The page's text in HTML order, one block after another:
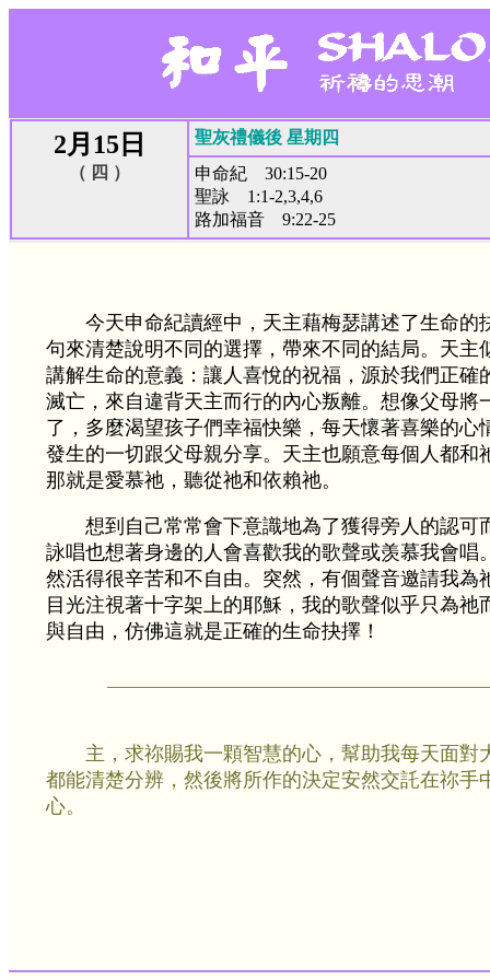
2月15日
（ 四 ）
聖灰禮儀後 星期四
申命紀 30:15-20
聖詠 1:1-2,3,4,6
路加福音 9:22-25
今天申命紀讀經中，天主藉梅瑟講述了生命的
句來清楚說明不同的選擇，帶來不同的結局。天主
講解生命的意義：讓人喜悅的祝福，源於我們正確
滅亡，來自違背天主而行的內心叛離。想像父母將
了，多麼渴望孩子們幸福快樂，每天懷著喜樂的心
發生的一切跟父母親分享。天主也願意每個人都和
那就是愛慕祂，聽從祂和依賴祂。
想到自己常常會下意識地為了獲得旁人的認可
詠唱也想著身邊的人會喜歡我的歌聲或羡慕我會唱
然活得很辛苦和不自由。突然，有個聲音邀請我為
目光注視著十字架上的耶穌，我的歌聲似乎只為祂
與自由，仿佛這就是正確的生命抉擇！
主，求祢賜我一顆智慧的心，幫助我每天面對
都能清楚分辨，然後將所作的決定安然交託在祢手
心。